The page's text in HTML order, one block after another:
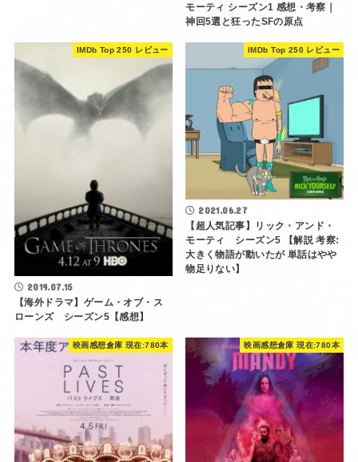
モーティ シーズン1 感想・考察｜
神回5選と狂ったSFの原点
IMDb Top 250 レビュー
2019.07.15
【海外ドラマ】ゲーム・オブ・ス
ローンズ シーズン5【感想】
IMDb Top 250 レビュー
2021.06.27
【超人気記事】リック・アンド・
モーティ シーズン5 【解説 考察:
大きく物語が動いたが 単話はやや
物足りない】
映画感想倉庫 現在:780本 映画感想倉庫 現在:780本